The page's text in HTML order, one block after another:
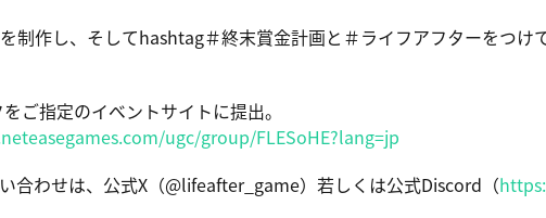
制作し、そしてhashtag＃終末賞金計画と＃ライフアフターをつけ
ご指定のイベントサイトに提出。
ugc/group/FLESoHE?lang=jp
合わせは、公式X（@lifeafter_game）若しくは公式Discord（